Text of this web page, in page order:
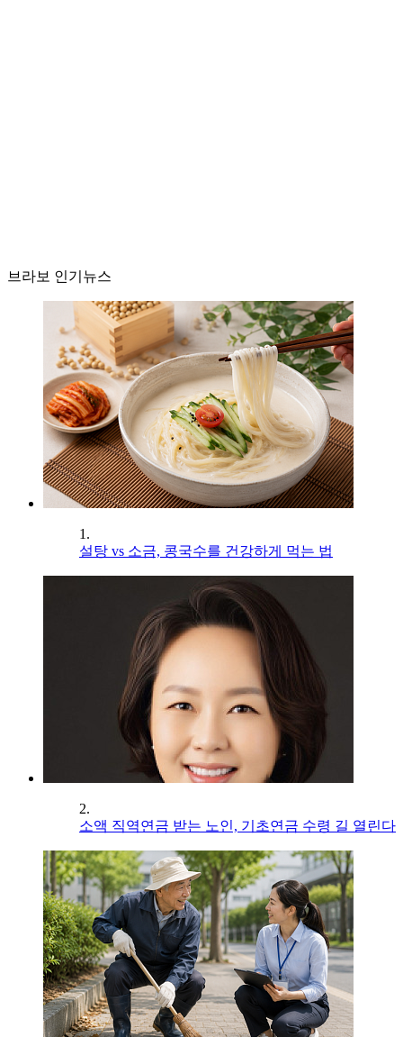
브라보 인기뉴스
1.
설탕 vs 소금, 콩국수를 건강하게 먹는 법
2.
소액 직역연금 받는 노인, 기초연금 수령 길 열린다